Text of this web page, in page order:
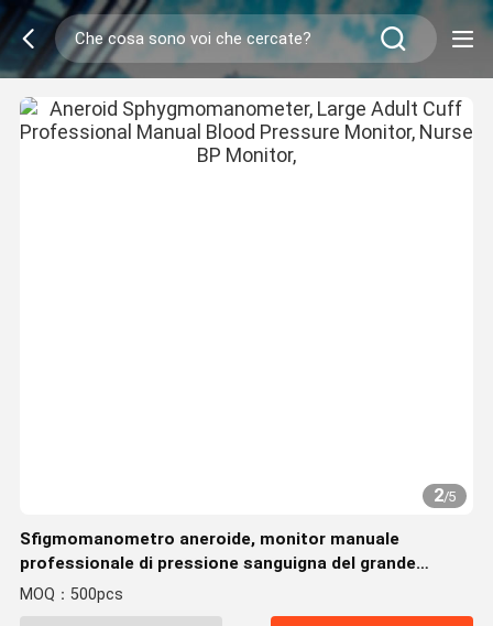
2/5
Sfigmomanometro aneroide, monitor manuale
professionale di pressione sanguigna del grande
polsino adulto, infermiere BP Monitor,
MOQ：500pcs